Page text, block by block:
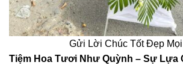
Gửi Lời Chúc Tốt Đẹp
Tiệm Hoa Tươi Như Quỳnh – Sự Lựa